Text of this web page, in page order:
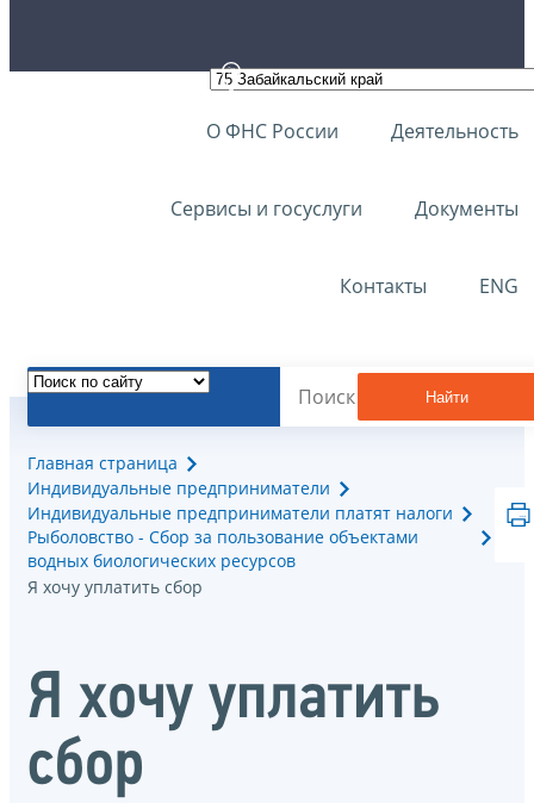
О ФНС России Деятельность
Сервисы и госуслуги Документы
Контакты ENG
Найти
Главная страница
Индивидуальные предприниматели
Индивидуальные предприниматели платят налоги
Рыболовство - Сбор за пользование объектами
водных биологических ресурсов
Я хочу уплатить сбор
Я хочу уплатить
сбор